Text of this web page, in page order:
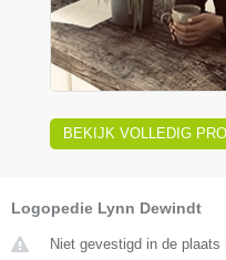
BEKIJK VOLLEDIG
Logopedie Lynn Dewindt
Niet gevestigd in de